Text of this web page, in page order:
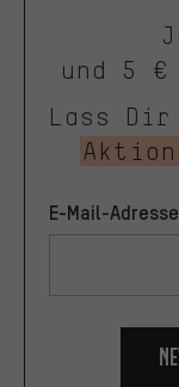
und 5
Lass Dir
E-Mail-Adresse